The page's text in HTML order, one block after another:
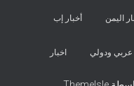
اليمن أخبار إب
عربي ودولي اخبار